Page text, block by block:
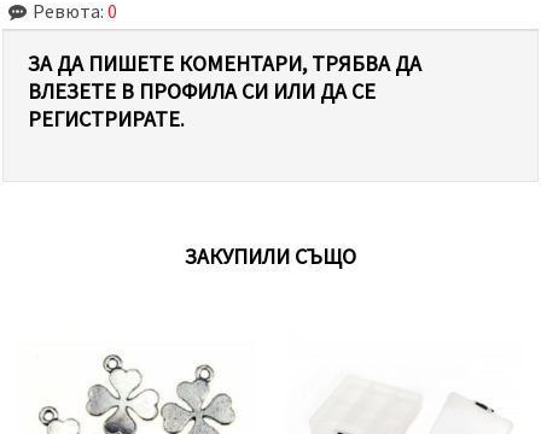
Ревюта: 0
ЗА ДА ПИШЕТЕ КОМЕНТАРИ, ТРЯБВА ДА
ВЛЕЗЕТЕ В ПРОФИЛА СИ ИЛИ ДА СЕ
РЕГИСТРИРАТЕ.
ЗАКУПИЛИ СЪЩО